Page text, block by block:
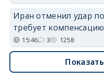
Иран отменил удар
требует
15:46 3 1258